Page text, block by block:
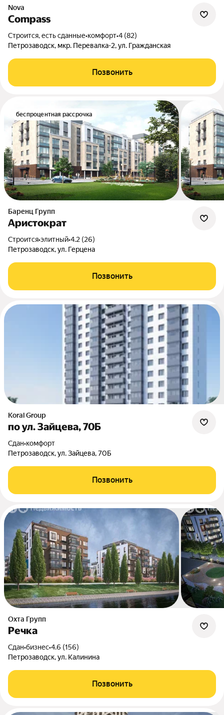
Nova
Compass
Строится, есть сданные•комфорт•4 (82)
Петрозаводск, мкр. Перевалка-2, ул. Гражданская
Позвонить
беспроцентная рассрочка
Баренц Групп
Аристократ
Строится•элитный•4.2 (26)
Петрозаводск, ул. Герцена
Позвонить
Koral Group
по ул. Зайцева, 70Б
Сдан•комфорт
Петрозаводск, ул. Зайцева, 70Б
Позвонить
Охта Групп
Речка
Сдан•бизнес•4.6 (156)
Петрозаводск, ул. Калинина
Позвонить